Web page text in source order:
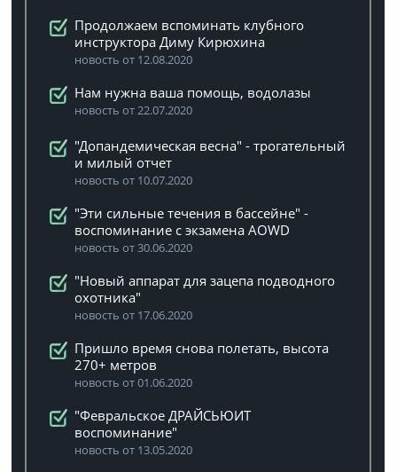
Продолжаем вспоминать клубного
инструктора Диму Кирюхина
новость от 12.08.2020
Нам нужна ваша помощь, водолазы
новость от 22.07.2020
"Допандемическая весна" - трогательный
и милый отчет
новость от 10.07.2020
"Эти сильные течения в бассейне" -
воспоминание с экзамена AOWD
новость от 30.06.2020
"Новый аппарат для зацепа подводного
охотника"
новость от 17.06.2020
Пришло время снова полетать, высота
270+ метров
новость от 01.06.2020
"Февральское ДРАЙСЬЮИТ
воспоминание"
новость от 13.05.2020